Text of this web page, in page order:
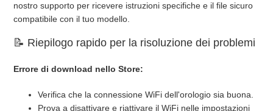
nostro supporto per ricevere istruzioni specifiche e il file sicuro
compatibile con il tuo modello.
📝 Riepilogo rapido per la risoluzione dei problemi
Errore di download nello Store:
Verifica che la connessione WiFi dell'orologio sia buona.
Prova a disattivare e riattivare il WiFi nelle impostazioni